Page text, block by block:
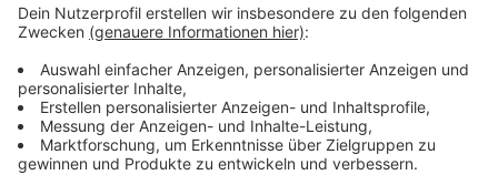
Anzeige
Brandursache noch unklar